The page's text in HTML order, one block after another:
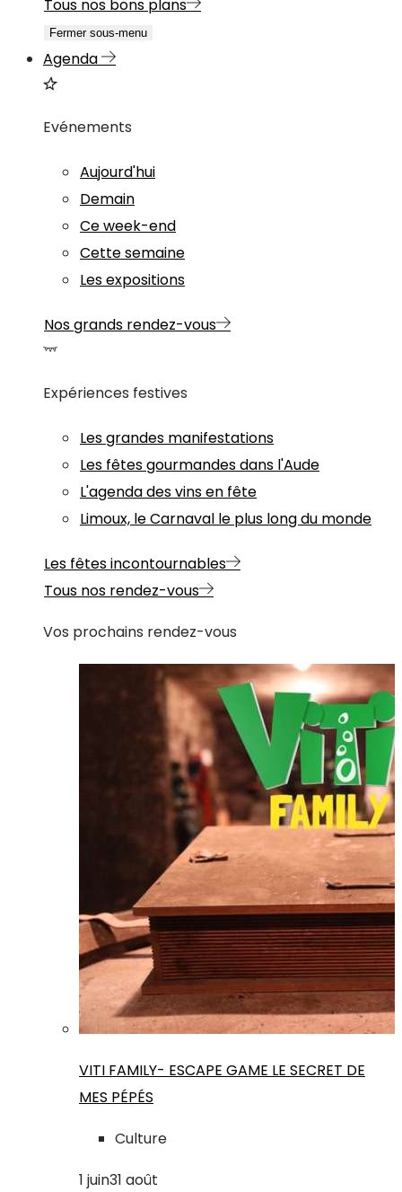
Tous nos bons plans
Fermer sous-menu
Agenda
Evénements
Aujourd'hui
Demain
Ce week-end
Cette semaine
Les expositions
Nos grands rendez-vous
Expériences festives
Les grandes manifestations
Les fêtes gourmandes dans l'Aude
L'agenda des vins en fête
Limoux, le Carnaval le plus long du monde
Les fêtes incontournables
Tous nos rendez-vous
Vos prochains rendez-vous
VITI FAMILY- ESCAPE GAME LE SECRET DE
MES PÉPÉS
Culture
1 juin31 août